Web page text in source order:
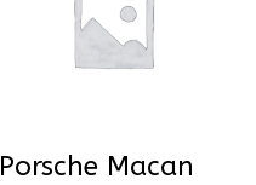
Porsche Macan